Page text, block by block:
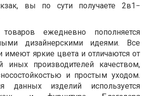
вы по сути получаете 2в1−
ежедневно пополняется
дизайнерскими идеями. Все
имеют яркие цвета и отличаются от
иных производителей качеством,
и простым уходом.
данных изделий используется